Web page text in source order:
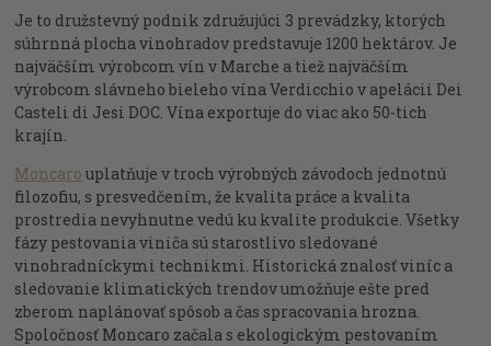
Je to družstevný podnik združujúci 3 prevádzky, ktorých
súhrnná plocha vinohradov predstavuje 1200 hektárov. Je
najväčším výrobcom vín v Marche a tiež najväčším
výrobcom slávneho bieleho vína Verdicchio v apelácii Dei
Casteli di Jesi DOC. Vína exportuje do viac ako 50-tich
krajín.
Moncaro uplatňuje v troch výrobných závodoch jednotnú
filozofiu, s presvedčením, že kvalita práce a kvalita
prostredia nevyhnutne vedú ku kvalite produkcie. Všetky
fázy pestovania viniča sú starostlivo sledované
vinohradníckymi technikmi. Historická znalosť viníc a
sledovanie klimatických trendov umožňuje ešte pred
zberom naplánovať spôsob a čas spracovania hrozna.
Spoločnosť Moncaro začala s ekologickým pestovaním